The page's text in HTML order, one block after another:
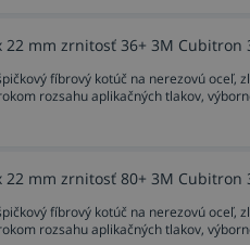
22 mm zrnitosť 36+ 3M Cubitron
fíbrový kotúč na nerezovú oceľ,
rozsahu aplikačných tlakov,
22 mm zrnitosť 80+ 3M Cubitron
fíbrový kotúč na nerezovú oceľ,
rozsahu aplikačných tlakov,